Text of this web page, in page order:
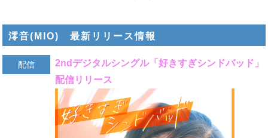
澪音(MIO) 最新リリース情報
配信
2ndデジタルシングル「好きすぎシンドバッド」
配信リリース